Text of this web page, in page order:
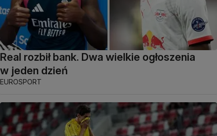
Real rozbił bank. Dwa wielkie ogłoszenia
w jeden dzień
EUROSPORT